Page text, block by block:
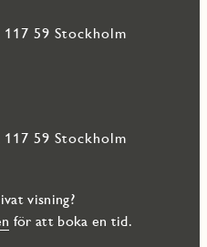
117 59 Stockholm
117 59 Stockholm
visning?
för att boka en tid.